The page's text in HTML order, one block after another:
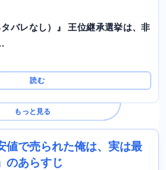
タバレなし）』 王位継承選挙は、非
読む
もっと見る
値で売られた俺は、実は最
のあらすじ